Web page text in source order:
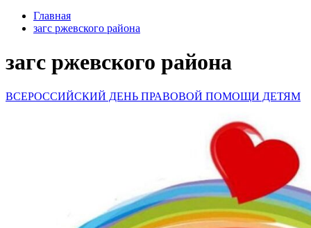
Главная
загс ржевского района
загс ржевского района
ВСЕРОССИЙСКИЙ ДЕНЬ ПРАВОВОЙ ПОМОЩИ ДЕТЯМ